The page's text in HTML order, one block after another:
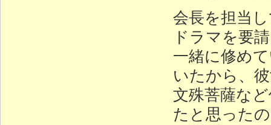
会長を担当
ドラマを要
一緒に修め
いたから、
文殊菩薩な
たと思った